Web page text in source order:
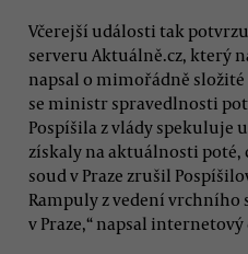
Včerejší události tak
serveru Aktuálně.cz, který
napsal o mimořádně
se ministr spravedlnosti
Pospíšila z vlády spekuluje
získaly na aktuálnosti
soud v Praze zrušil
Rampuly z vedení
v Praze,“ napsal